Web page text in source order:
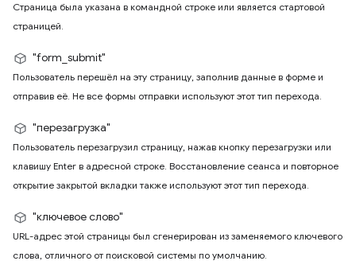
Страница была указана в командной строке или является стартовой
страницей.
"form_submit"
Пользователь перешёл на эту страницу, заполнив данные в форме и
отправив её. Не все формы отправки используют этот тип перехода.
"перезагрузка"
Пользователь перезагрузил страницу, нажав кнопку перезагрузки или
клавишу Enter в адресной строке. Восстановление сеанса и повторное
открытие закрытой вкладки также используют этот тип перехода.
"ключевое слово"
URL-адрес этой страницы был сгенерирован из заменяемого ключевого
слова, отличного от поисковой системы по умолчанию.